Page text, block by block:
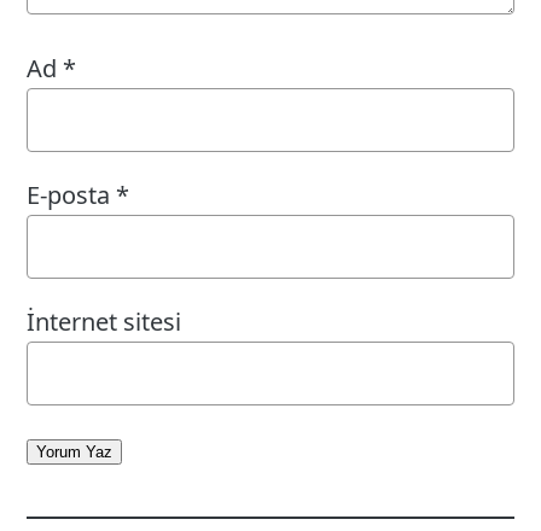
Ad *
E-posta *
İnternet sitesi
Yorum Yaz